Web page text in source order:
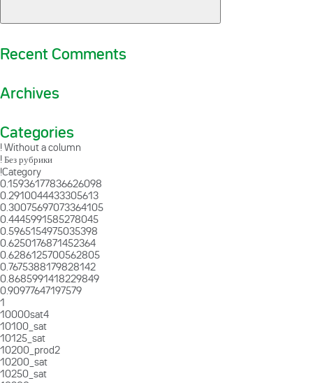
Recent Comments
Archives
Categories
! Without a column
! Без рубрики
!Category
0.15936177836626098
0.2910044433305613
0.30075697073364105
0.4445991585278045
0.5965154975035398
0.6250176871452364
0.6286125700562805
0.7675388179828142
0.8685991418229849
0.90977647197579
1
10000sat4
10100_sat
10125_sat
10200_prod2
10200_sat
10250_sat